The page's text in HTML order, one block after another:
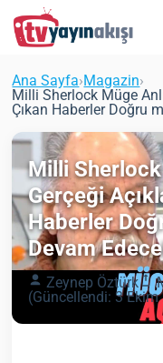
Ana Sayfa›Magazin›
Milli Sherlock Müge
Çıkan Haberler Doğru
Milli Sherlock
Gerçeği
Haberler
Devam
Zeynep Öztürk
(Güncellendi: 3